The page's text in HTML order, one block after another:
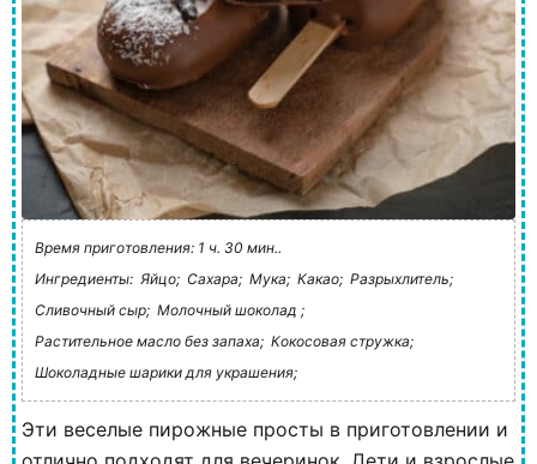
Время приготовления: 1 ч. 30 мин..
Ингредиенты: Яйцо; Сахара; Мука; Какао; Разрыхлитель;
Сливочный сыр; Молочный шоколад ;
Растительное масло без запаха; Кокосовая стружка;
Шоколадные шарики для украшения;
Эти веселые пирожные просты в приготовлении и